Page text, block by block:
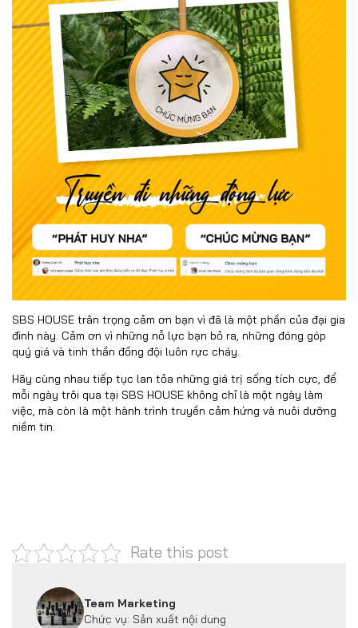
SBS HOUSE trân trọng cảm ơn bạn vì đã là một phần của đại gia
đình này. Cảm ơn vì những nỗ lực bạn bỏ ra, những đóng góp
quý giá và tinh thần đồng đội luôn rực cháy.
Hãy cùng nhau tiếp tục lan tỏa những giá trị sống tích cực, để
mỗi ngày trôi qua tại SBS HOUSE không chỉ là một ngày làm
việc, mà còn là một hành trình truyền cảm hứng và nuôi dưỡng
niềm tin.
Rate this post
Team Marketing
Chức vụ: Sản xuất nội dung